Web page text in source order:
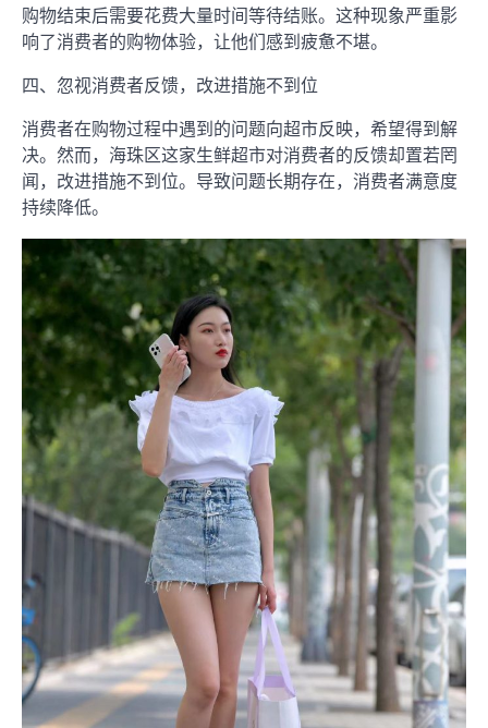
购物结束后需要花费大量时间等待结账。这种现象严重影
响了消费者的购物体验，让他们感到疲惫不堪。
四、忽视消费者反馈，改进措施不到位
消费者在购物过程中遇到的问题向超市反映，希望得到解
决。然而，海珠区这家生鲜超市对消费者的反馈却置若罔
闻，改进措施不到位。导致问题长期存在，消费者满意度
持续降低。